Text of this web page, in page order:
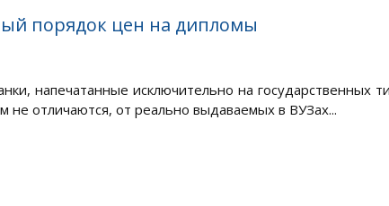
порядок цен на дипломы
напечатанные исключительно на государственных
не отличаются, от реально выдаваемых в ВУЗах...